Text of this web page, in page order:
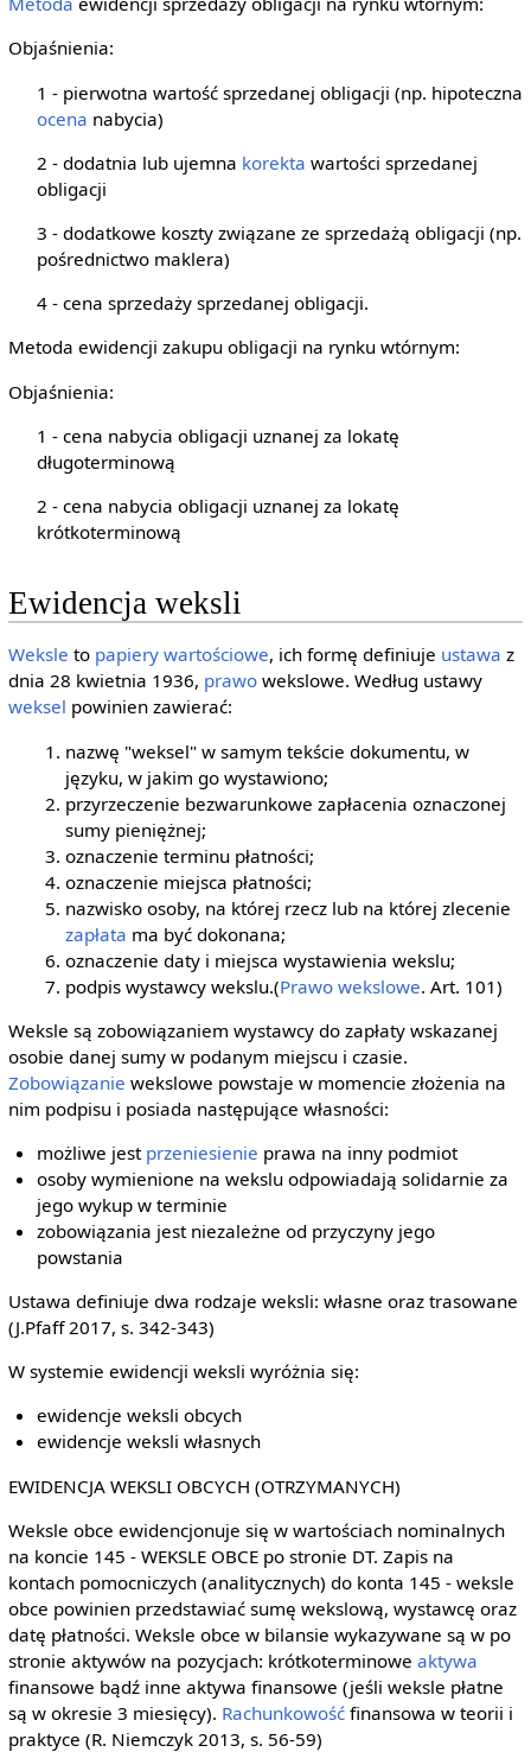
Objaśnienia:
1 - pierwotna wartość sprzedanej obligacji (np. hipoteczna
ocena nabycia)
2 - dodatnia lub ujemna korekta wartości sprzedanej
obligacji
3 - dodatkowe koszty związane ze sprzedażą obligacji (np.
pośrednictwo maklera)
4 - cena sprzedaży sprzedanej obligacji.
Metoda ewidencji zakupu obligacji na rynku wtórnym:
Objaśnienia:
1 - cena nabycia obligacji uznanej za lokatę
długoterminową
2 - cena nabycia obligacji uznanej za lokatę
krótkoterminową
Ewidencja weksli
Weksle to papiery wartościowe, ich formę definiuje ustawa z
dnia 28 kwietnia 1936, prawowekslowe. Według ustawy
weksel powinien zawierać:
nazwę "weksel" w samym tekście dokumentu, w
języku, w jakim go wystawiono;
przyrzeczenie bezwarunkowe zapłacenia oznaczonej
sumy pieniężnej;
oznaczenie terminu płatności;
oznaczenie miejsca płatności;
nazwisko osoby, na której rzecz lub na której zlecenie
zapłata ma być dokonana;
oznaczenie daty i miejsca wystawienia wekslu;
podpis wystawcy wekslu.(Prawo wekslowe. Art. 101)
Weksle są zobowiązaniem wystawcy do zapłaty wskazanej
osobie danej sumy w podanym miejscu i czasie.
Zobowiązanie wekslowe powstaje w momencie złożenia na
nim podpisu i posiada następujące własności:
możliwe jest przeniesienie prawa na inny podmiot
osoby wymienione na wekslu odpowiadają solidarnie za
jego wykup w terminie
zobowiązania jest niezależne od przyczyny jego
powstania
Ustawa definiuje dwa rodzaje weksli: własne oraz trasowane
(J.Pfaff 2017, s. 342-343)
W systemie ewidencji weksli wyróżnia się:
ewidencje weksli obcych
ewidencje weksli własnych
EWIDENCJA WEKSLI OBCYCH (OTRZYMANYCH)
Weksle obce ewidencjonuje się w wartościach nominalnych
na koncie 145 - WEKSLE OBCE po stronie DT. Zapis na
kontach pomocniczych (analitycznych) do konta 145 - weksle
obce powinien przedstawiać sumę wekslową, wystawcę oraz
datę płatności. Weksle obce w bilansie wykazywane są w po
stronie aktywów na pozycjach: krótkoterminowe aktywa
finansowe bądź inne aktywa finansowe (jeśli weksle płatne
są w okresie 3 miesięcy). Rachunkowośćfinansowa w teorii i
praktyce (R. Niemczyk 2013, s. 56-59)